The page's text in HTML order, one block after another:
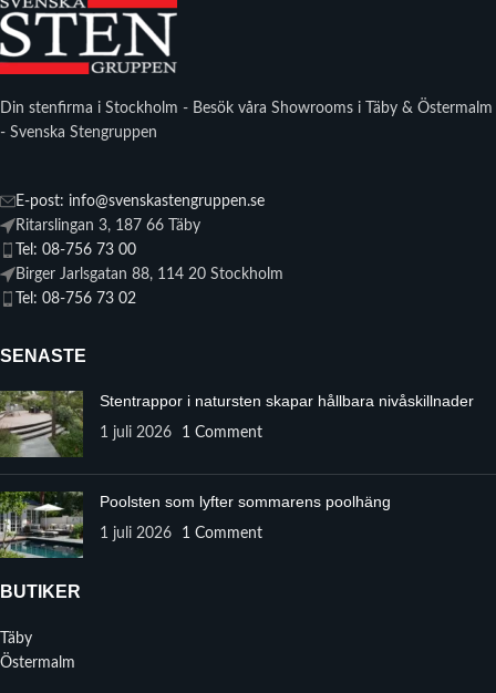
Din stenfirma i Stockholm - Besök våra Showrooms i Täby & Östermalm
- Svenska Stengruppen
E-post: info@svenskastengruppen.se
Ritarslingan 3, 187 66 Täby
Tel: 08-756 73 00
Birger Jarlsgatan 88, 114 20 Stockholm
Tel: 08-756 73 02
SENASTE
Stentrappor i natursten skapar hållbara nivåskillnader
1 juli 2026 1 Comment
Poolsten som lyfter sommarens poolhäng
1 juli 2026 1 Comment
BUTIKER
Täby
Östermalm